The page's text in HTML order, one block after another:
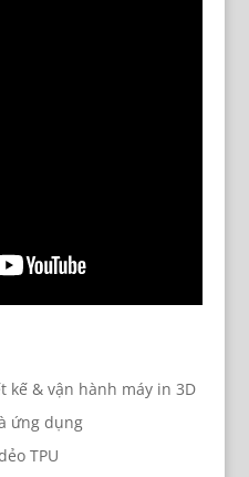
kế & vận hành máy in 3D
ứng dụng
TPU